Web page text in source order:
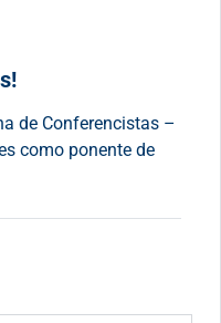
de Conferencistas –
como ponente de